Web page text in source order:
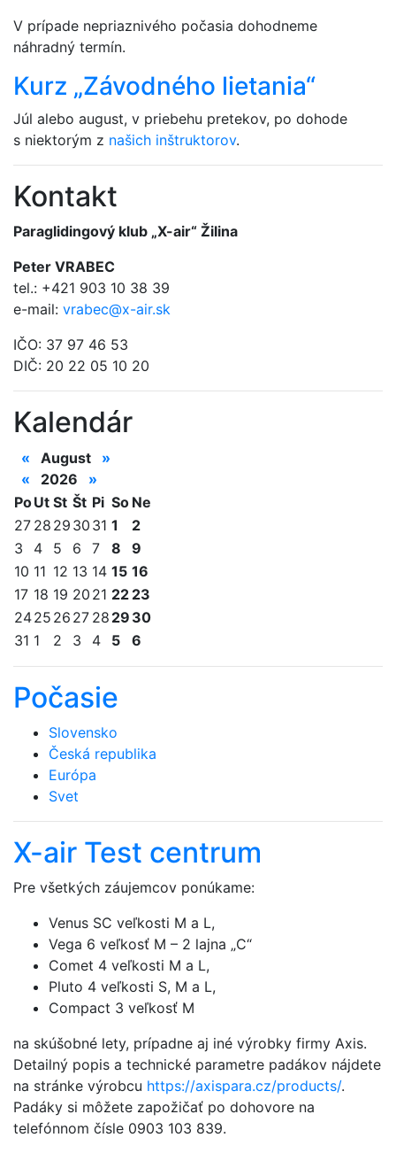
V prípade nepriaznivého počasia dohodneme
náhradný termín.
Kurz „Závodného lietania“
Júl alebo august, v priebehu pretekov, po dohode
s niektorým z našich inštruktorov.
Kontakt
Paraglidingový klub „X-air“ Žilina
Peter VRABEC
tel.: +421 903 10 38 39
e-mail: vrabec@x-air.sk
IČO: 37 97 46 53
DIČ: 20 22 05 10 20
Kalendár
« August
»
«
2026
»
PoUt St Št Pi So Ne
27 28 29 30 31 1
2
3
4 5 6 7 8
9
10 11 12 13 14 15 16
17 18 19 20 21 22 23
2425 26 27 28 29 30
31 1 2 3 4 5 6
Počasie
Slovensko
Česká republika
Európa
Svet
X-air Test centrum
Pre všetkých záujemcov ponúkame:
Venus SC veľkosti M a L,
Vega 6 veľkosť M – 2 lajna „C“
Comet 4 veľkosti M a L,
Pluto 4 veľkosti S, M a L,
Compact 3 veľkosť M
na skúšobné lety, prípadne aj iné výrobky firmy Axis.
Detailný popis a technické parametre padákov nájdete
na stránke výrobcu https://axispara.cz/products/.
Padáky si môžete zapožičať po dohovore na
telefónnom čísle 0903 103 839.